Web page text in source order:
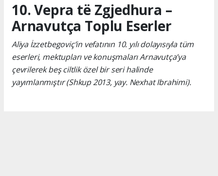
10. Vepra të Zgjedhura –
Arnavutça Toplu Eserler
Aliya İzzetbegoviç’in vefatının 10. yılı dolayısıyla tüm
eserleri, mektupları ve konuşmaları Arnavutça’ya
çevrilerek beş ciltlik özel bir seri halinde
yayımlanmıştır (Shkup 2013, yay. Nexhat Ibrahimi).